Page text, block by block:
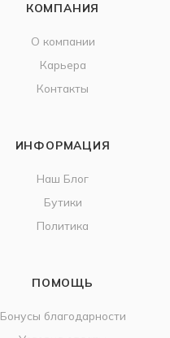
КОМПАНИЯ
О компании
Карьера
Контакты
ИНФОРМАЦИЯ
Наш Блог
Бутики
Политика
ПОМОЩЬ
Бонусы благодарности